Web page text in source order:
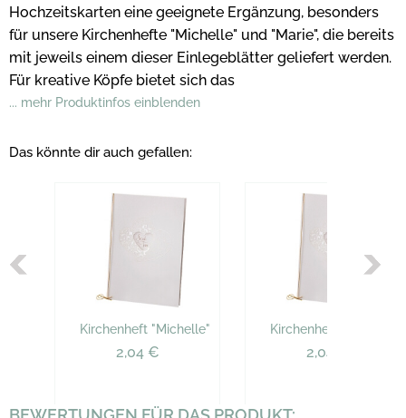
Hochzeitskarten eine geeignete Ergänzung, besonders
für unsere Kirchenhefte "Michelle" und "Marie", die bereits
mit jeweils einem dieser Einlegeblätter geliefert werden.
Für kreative Köpfe bietet sich das
... mehr Produktinfos einblenden
Das könnte dir auch gefallen:
Kirchenheft "Michelle"
2,04 €
Kirchenheft "Michelle"
2,04 €